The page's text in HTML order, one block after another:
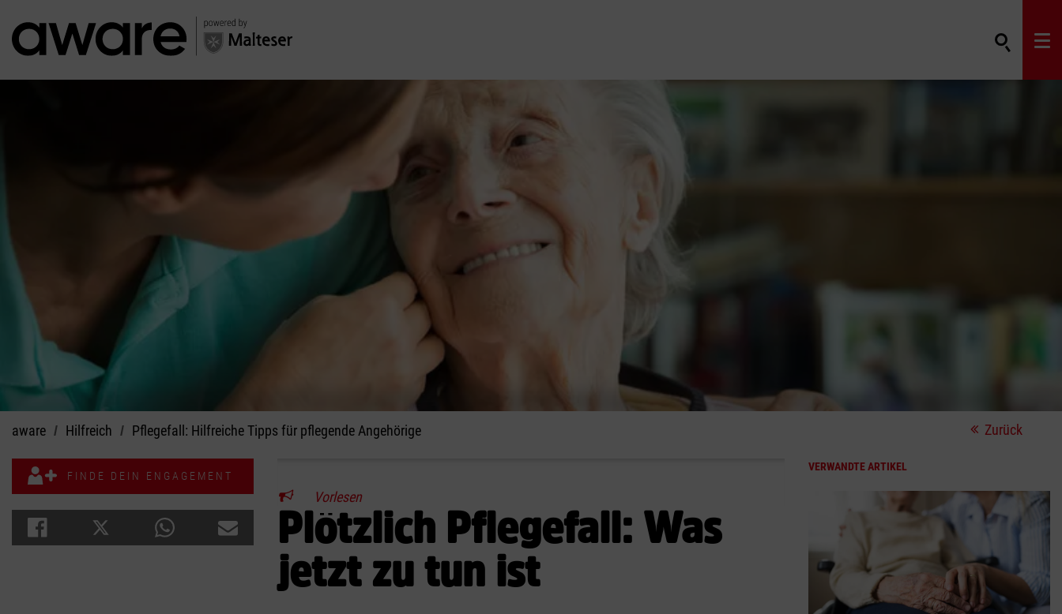
aware Hilfreich Pflegefall: Hilfreiche Tipps für pflegende Angehörige Zurück
FINDE DEIN ENGAGEMENT
Vorlesen
Plötzlich Pflegefall: Was
jetzt zu tun ist
VERWANDTE ARTIKEL